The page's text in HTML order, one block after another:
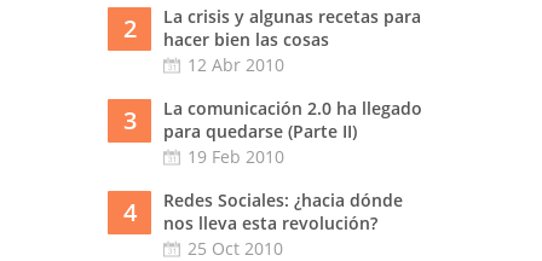
2
La crisis y algunas recetas para
hacer bien las cosas
12 Abr 2010
3
La comunicación 2.0 ha llegado
para quedarse (Parte II)
19 Feb 2010
4
Redes Sociales: ¿hacia dónde
nos lleva esta revolución?
25 Oct 2010